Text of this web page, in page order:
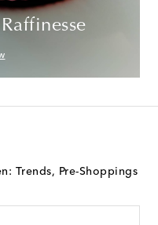
Trends, Pre-Shoppings